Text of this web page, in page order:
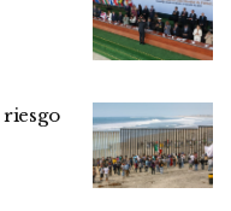
riesgo